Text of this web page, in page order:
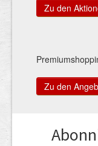
Zu den
Zu den